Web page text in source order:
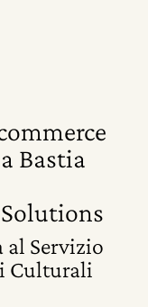
Bastia
al Servizio
Culturali